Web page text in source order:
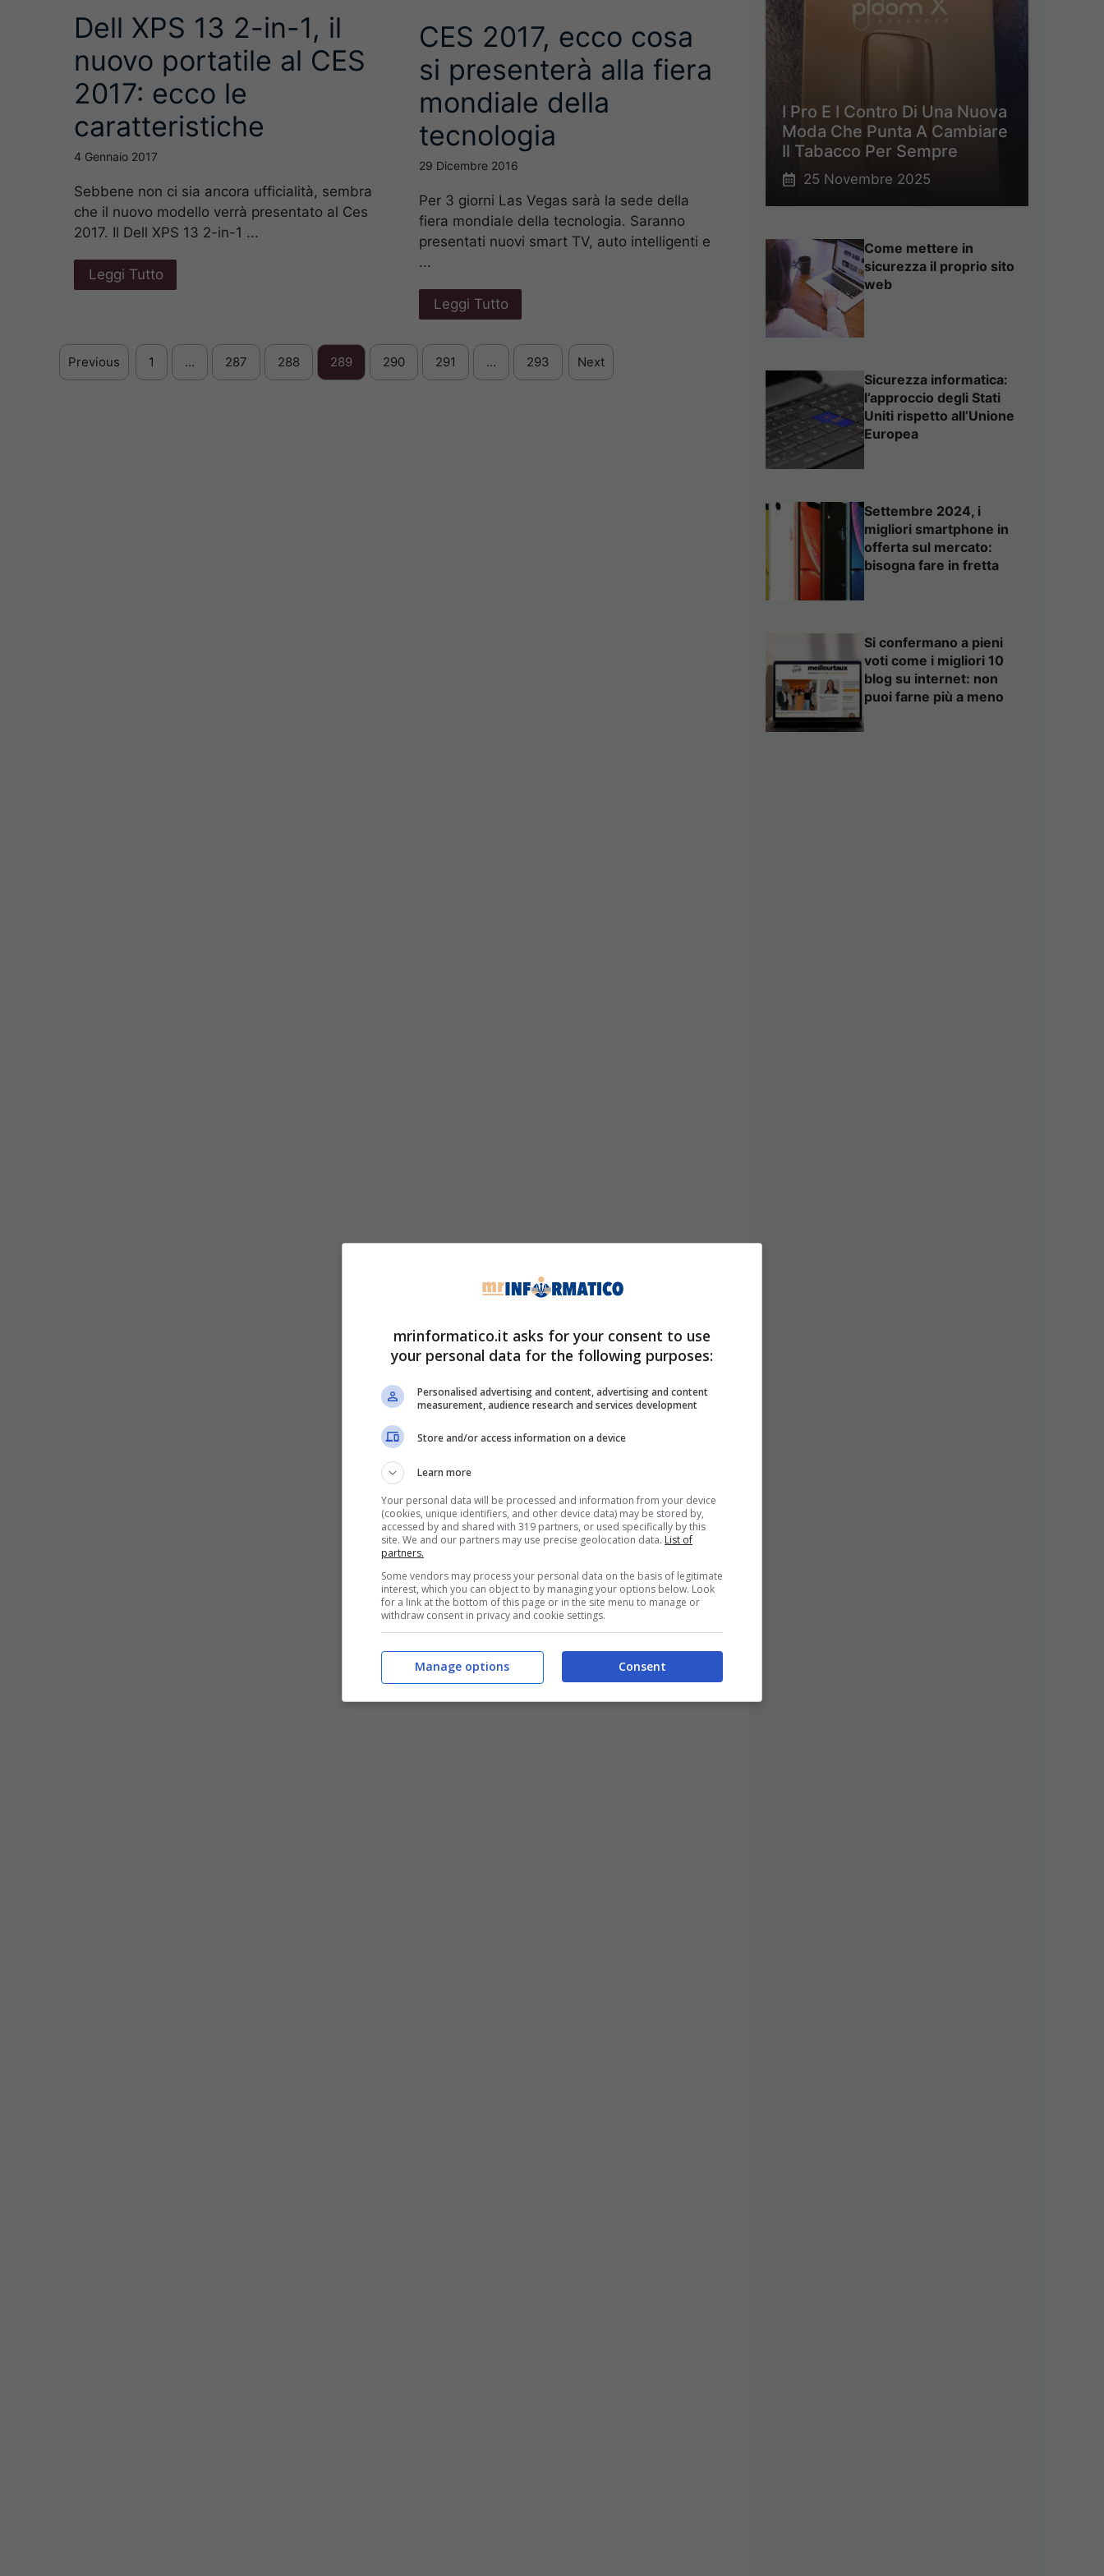
Dell XPS 13 2-in-1, il
nuovo portatile al CES
2017: ecco le
caratteristiche
4 Gennaio 2017
Sebbene non ci sia ancora ufficialità, sembra
che il nuovo modello verrà presentato al Ces
2017. Il Dell XPS 13 2-in-1 ...
Leggi Tutto
CES 2017, ecco cosa
si presenterà alla fiera
mondiale della
tecnologia
29 Dicembre 2016
Per 3 giorni Las Vegas sarà la sede della
fiera mondiale della tecnologia. Saranno
presentati nuovi smart TV, auto intelligenti e
...
Leggi Tutto
Previous 1 … 287 288 289 290 291 … 293 Next
I Pro E I Contro Di Una Nuova
Moda Che Punta A Cambiare
Il Tabacco Per Sempre
25 Novembre 2025
Come mettere in
sicurezza il proprio sito
web
Sicurezza informatica:
l’approccio degli Stati
Uniti rispetto all’Unione
Europea
Settembre 2024, i
migliori smartphone in
offerta sul mercato:
bisogna fare in fretta
Si confermano a pieni
voti come i migliori 10
blog su internet: non
puoi farne più a meno
mrinformatico.it asks for your consent to use
your personal data for the following purposes:
Personalised advertising and content, advertising and content
measurement, audience research and services development
Store and/or access information on a device
Learn more
Your personal data will be processed and information from your device
(cookies, unique identifiers, and other device data) may be stored by,
accessed by and shared with 319 partners, or used specifically by this
site. We and our partners may use precise geolocation data. List of
partners.
Some vendors may process your personal data on the basis of legitimate
interest, which you can object to by managing your options below. Look
for a link at the bottom of this page or in the site menu to manage or
withdraw consent in privacy and cookie settings.
Consent
Manage options